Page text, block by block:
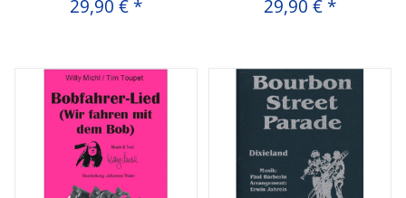
29,90 € * 29,90 € *